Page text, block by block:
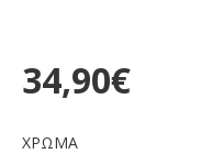
34,90€
ΧΡΩΜΑ